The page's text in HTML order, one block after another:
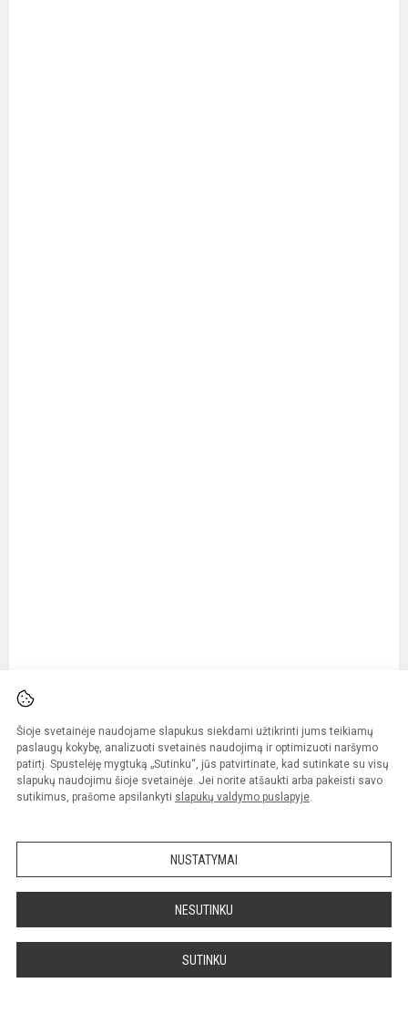
Šioje svetainėje naudojame slapukus siekdami užtikrinti jums teikiamų
paslaugų kokybę, analizuoti svetainės naudojimą ir optimizuoti naršymo
patirtį. Spustelėję mygtuką „Sutinku“, jūs patvirtinate, kad sutinkate su visų
slapukų naudojimu šioje svetainėje. Jei norite atšaukti arba pakeisti savo
sutikimus, prašome apsilankyti slapukų valdymo puslapyje.
NUSTATYMAI
NESUTINKU
SUTINKU